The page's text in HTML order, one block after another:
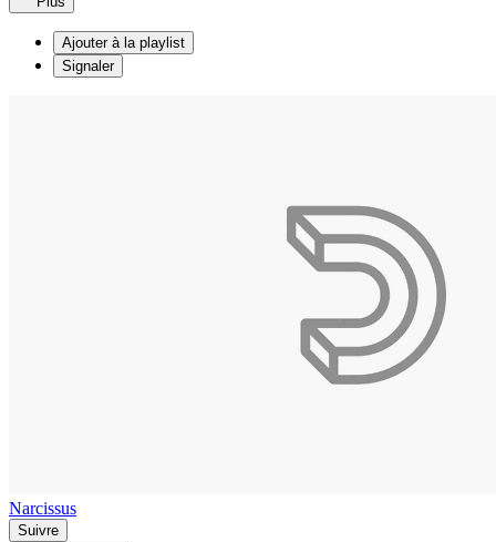
Ajouter à la playlist
Signaler
Narcissus
Suivre